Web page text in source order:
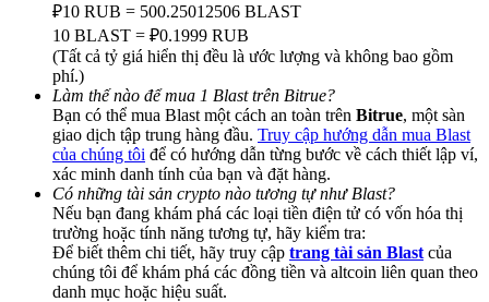
Share 500000 CASHCAT prize pool
Exclusive for BitMart Users
Register & Trade to Win 500,000 USDT
Precious Metals Trading Carnival
Trade Gold & Silver · 33,333 USDT Bonus
₽10 RUB = 500.25012506 BLAST
10 BLAST = ₽0.1999 RUB
(Tất cả tỷ giá hiển thị đều là ước lượng và không bao gồm
phí.)
Làm thế nào để mua 1 Blast trên Bitrue?
Bạn có thể mua Blast một cách an toàn trên Bitrue, một sàn
giao dịch tập trung hàng đầu. Truy cập hướng dẫn mua Blast
của chúng tôi để có hướng dẫn từng bước về cách thiết lập ví,
xác minh danh tính của bạn và đặt hàng.
Có những tài sản crypto nào tương tự như Blast?
Nếu bạn đang khám phá các loại tiền điện tử có vốn hóa thị
trường hoặc tính năng tương tự, hãy kiểm tra:
Để biết thêm chi tiết, hãy truy cập trang tài sản Blast của
chúng tôi để khám phá các đồng tiền và altcoin liên quan theo
danh mục hoặc hiệu suất.